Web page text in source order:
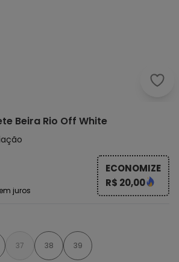
Beira Rio Off White
juros
ECONOMIZE
R$ 20,00
37 38 39